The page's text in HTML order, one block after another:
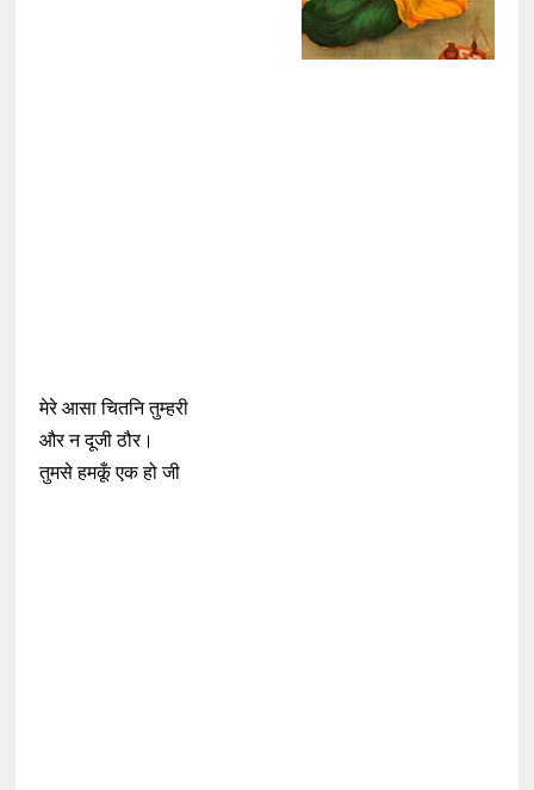
मेरे आसा चितनि तुम्हरी
और न दूजी ठौर।
तुमसे हमकूँ एक हो जी